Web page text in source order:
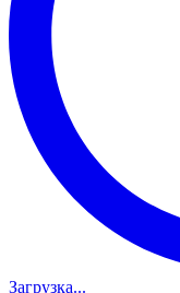
Загрузка...